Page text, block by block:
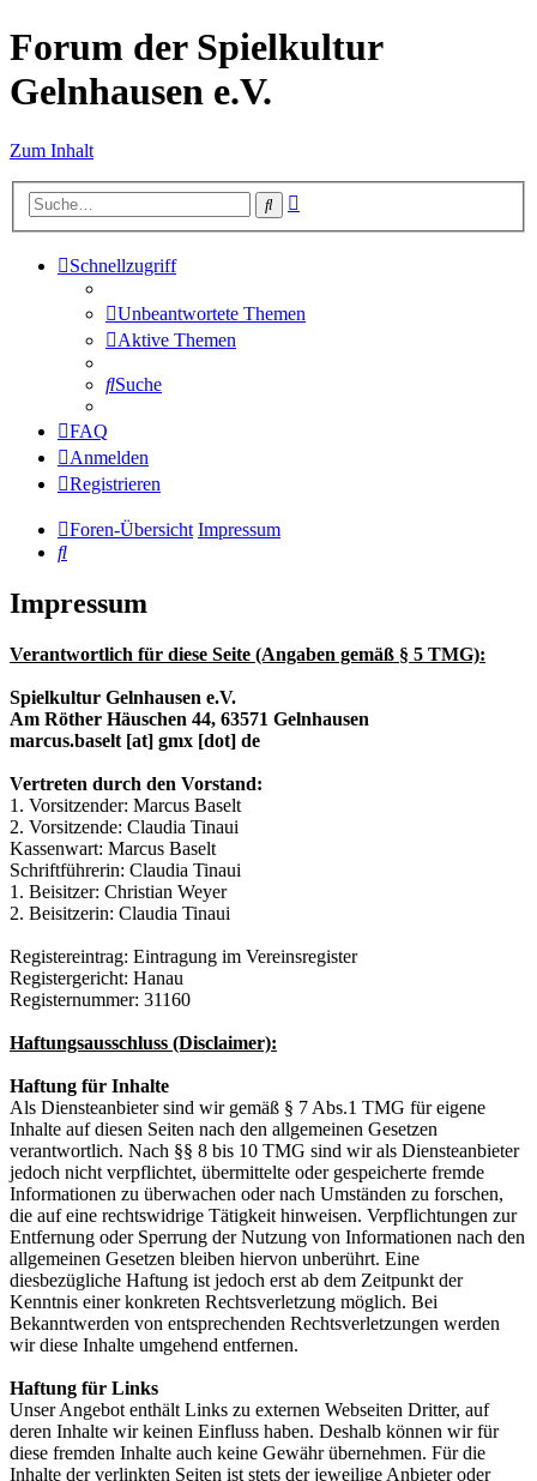
Forum der Spielkultur
Gelnhausen e.V.
Zum Inhalt
Suche
Schnellzugriff
Unbeantwortete Themen
Aktive Themen
Suche
FAQ
Anmelden
Registrieren
Foren-Übersicht Impressum
Suche
Impressum
Verantwortlich für diese Seite (Angaben gemäß § 5 TMG):
Spielkultur Gelnhausen e.V.
Am Röther Häuschen 44, 63571 Gelnhausen
marcus.baselt [at] gmx [dot] de
Vertreten durch den Vorstand:
1. Vorsitzender: Marcus Baselt
2. Vorsitzende: Claudia Tinaui
Kassenwart: Marcus Baselt
Schriftführerin: Claudia Tinaui
1. Beisitzer: Christian Weyer
2. Beisitzerin: Claudia Tinaui
Registereintrag: Eintragung im Vereinsregister
Registergericht: Hanau
Registernummer: 31160
Haftungsausschluss (Disclaimer):
Haftung für Inhalte
Als Diensteanbieter sind wir gemäß § 7 Abs.1 TMG für eigene
Inhalte auf diesen Seiten nach den allgemeinen Gesetzen
verantwortlich. Nach §§ 8 bis 10 TMG sind wir als Diensteanbieter
jedoch nicht verpflichtet, übermittelte oder gespeicherte fremde
Informationen zu überwachen oder nach Umständen zu forschen,
die auf eine rechtswidrige Tätigkeit hinweisen. Verpflichtungen zur
Entfernung oder Sperrung der Nutzung von Informationen nach den
allgemeinen Gesetzen bleiben hiervon unberührt. Eine
diesbezügliche Haftung ist jedoch erst ab dem Zeitpunkt der
Kenntnis einer konkreten Rechtsverletzung möglich. Bei
Bekanntwerden von entsprechenden Rechtsverletzungen werden
wir diese Inhalte umgehend entfernen.
Haftung für Links
Unser Angebot enthält Links zu externen Webseiten Dritter, auf
deren Inhalte wir keinen Einfluss haben. Deshalb können wir für
diese fremden Inhalte auch keine Gewähr übernehmen. Für die
Inhalte der verlinkten Seiten ist stets der jeweilige Anbieter oder